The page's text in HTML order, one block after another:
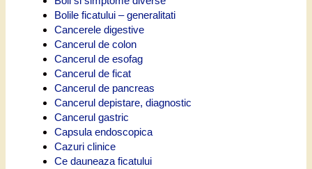
Bolile ficatului – generalitati
Cancerele digestive
Cancerul de colon
Cancerul de esofag
Cancerul de ficat
Cancerul de pancreas
Cancerul depistare, diagnostic
Cancerul gastric
Capsula endoscopica
Cazuri clinice
Ce dauneaza ficatului